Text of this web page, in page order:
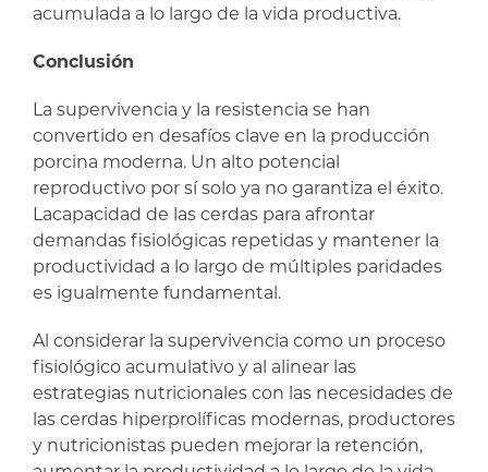
acumulada a lo largo de la vida productiva.
Conclusión
La supervivencia y la resistencia se han
convertido en desafíos clave en la producción
porcina moderna. Un alto potencial
reproductivo por sí solo ya no garantiza el éxito.
Lacapacidad de las cerdas para afrontar
demandas fisiológicas repetidas y mantener la
productividad a lo largo de múltiples paridades
es igualmente fundamental.
Al considerar la supervivencia como un proceso
fisiológico acumulativo y al alinear las
estrategias nutricionales con las necesidades de
las cerdas hiperprolíficas modernas, productores
y nutricionistas pueden mejorar la retención,